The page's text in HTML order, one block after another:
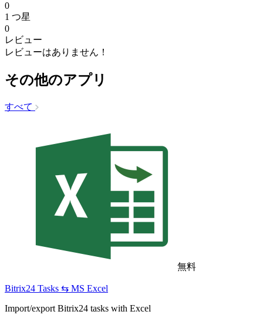
0
1 つ星
0
レビュー
レビューはありません！
その他のアプリ
すべて
無料
Bitrix24 Tasks ⇆ MS Excel
Import/export Bitrix24 tasks with Excel